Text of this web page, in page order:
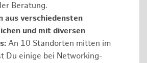
Beratung.
aus verschiedensten
und mit diversen
An 10 Standorten mitten im
Du einige bei Networking-